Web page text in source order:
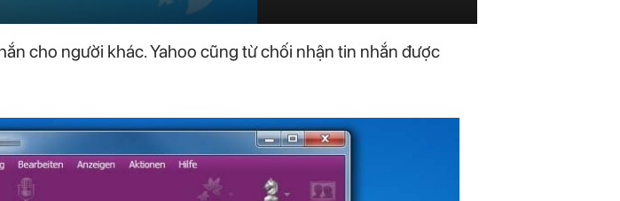
cho người khác. Yahoo cũng từ chối nhận tin nhắn được